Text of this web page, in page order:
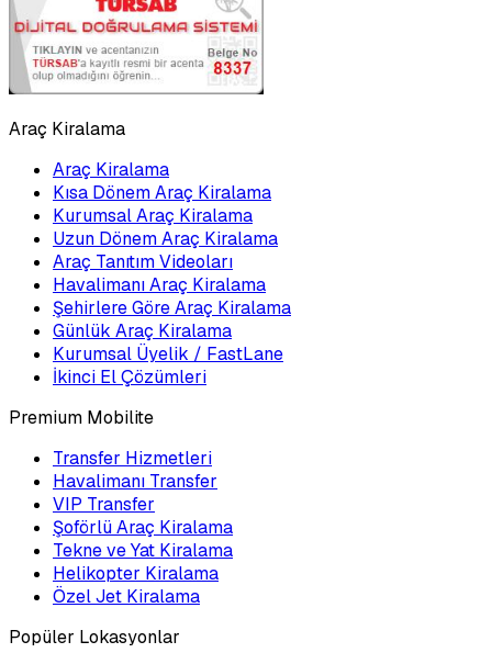
Araç Kiralama
Araç Kiralama
Kısa Dönem Araç Kiralama
Kurumsal Araç Kiralama
Uzun Dönem Araç Kiralama
Araç Tanıtım Videoları
Havalimanı Araç Kiralama
Şehirlere Göre Araç Kiralama
Günlük Araç Kiralama
Kurumsal Üyelik / FastLane
İkinci El Çözümleri
Premium Mobilite
Transfer Hizmetleri
Havalimanı Transfer
VIP Transfer
Şoförlü Araç Kiralama
Tekne ve Yat Kiralama
Helikopter Kiralama
Özel Jet Kiralama
Popüler Lokasyonlar